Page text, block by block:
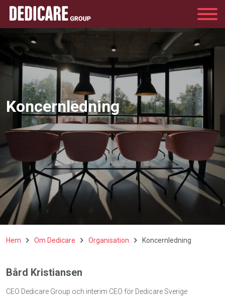
Koncernledning
Hem Om Dedicare Organisation Koncernledning
Bård Kristiansen
CEO Dedicare Group och interim CEO för Dedicare Sverige